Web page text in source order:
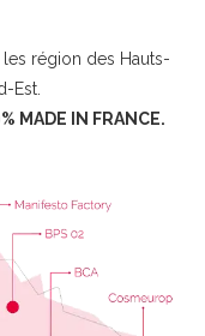
région des Hauts-
Est.
MADE IN FRANCE.